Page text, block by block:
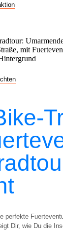
perfekte
Dir, wie Du die